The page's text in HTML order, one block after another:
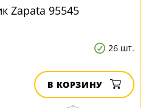
Zapata 95545
26 шт.
В КОРЗИНУ